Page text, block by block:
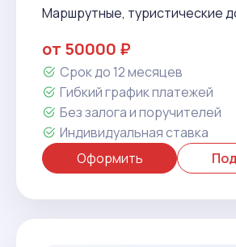
Маршрутные, туристические
от 50000 ₽
Срок до 12 месяцев
Гибкий график платежей
Без залога и поручителей
Индивидуальная ставка
Оформить